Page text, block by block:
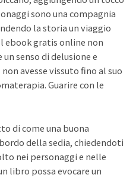
sono una compagnia
la storia un viaggio
ebook gratis online non
senso di delusione e
avesse vissuto fino al suo
Guarire con le
di come una buona
della sedia, chiedendoti
nei personaggi e nelle
libro possa evocare un